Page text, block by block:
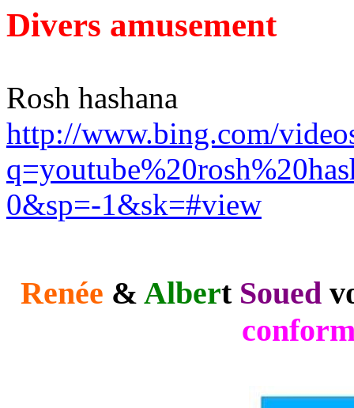
Divers amusement
Rosh hashana
http://www.bing.com/
0&sp=-1&sk=#view
Renée & Albert Soued